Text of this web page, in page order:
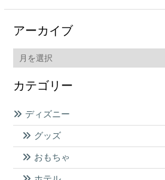
ペ
ー
ジ
送
り
アーカイブ
ア
ー
カ
イ
カテゴリー
ディズニー
グッズ
おもちゃ